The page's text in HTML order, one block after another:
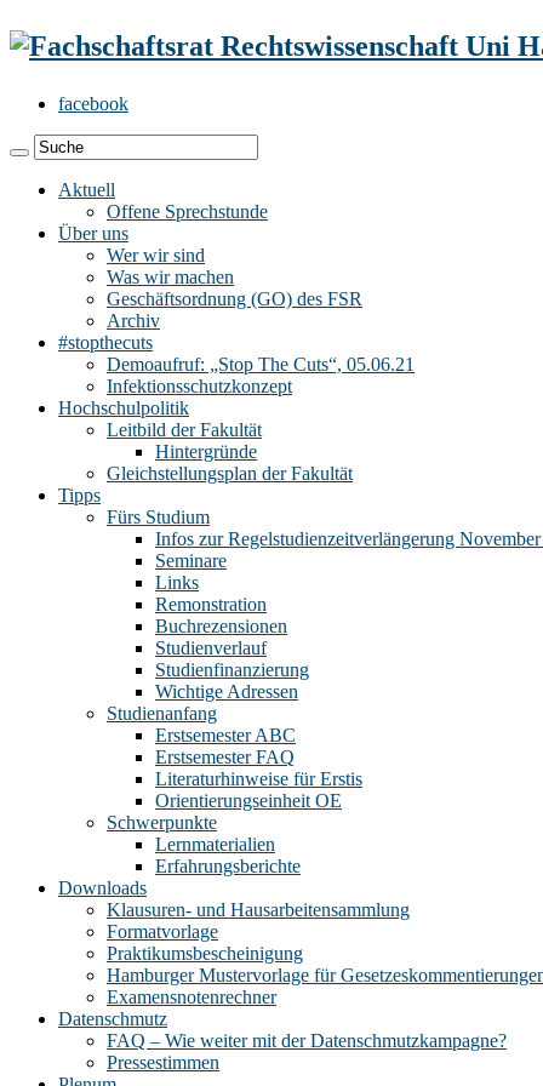
facebook
Aktuell
Offene Sprechstunde
Über uns
Wer wir sind
Was wir machen
Geschäftsordnung (GO) des FSR
Archiv
#stopthecuts
Demoaufruf: „Stop The Cuts“, 05.06.21
Infektionsschutzkonzept
Hochschulpolitik
Leitbild der Fakultät
Hintergründe
Gleichstellungsplan der Fakultät
Tipps
Fürs Studium
Infos zur Regelstudienzeitverlängerung
Seminare
Links
Remonstration
Buchrezensionen
Studienverlauf
Studienfinanzierung
Wichtige Adressen
Studienanfang
Erstsemester ABC
Erstsemester FAQ
Literaturhinweise für Erstis
Orientierungseinheit OE
Schwerpunkte
Lernmaterialien
Erfahrungsberichte
Downloads
Klausuren- und Hausarbeitensammlung
Formatvorlage
Praktikumsbescheinigung
Hamburger Mustervorlage für
Examensnotenrechner
Datenschmutz
FAQ – Wie weiter mit der Datenschmutzkampagne?
Pressestimmen